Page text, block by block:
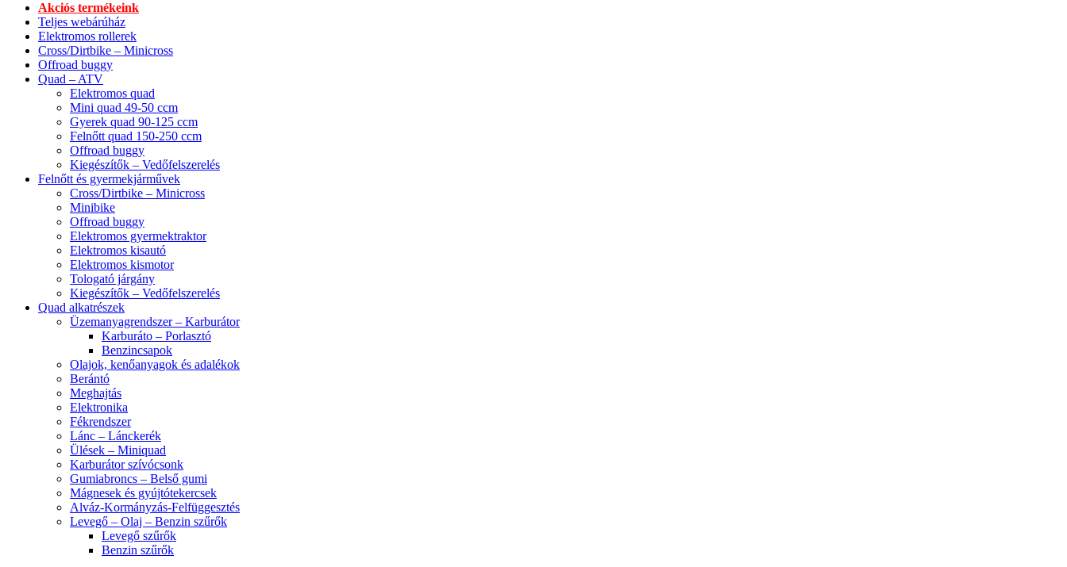
Akciós termékeink
Teljes webárúház
Elektromos rollerek
Cross/Dirtbike – Minicross
Offroad buggy
Quad – ATV
Elektromos quad
Mini quad 49-50 ccm
Gyerek quad 90-125 ccm
Felnőtt quad 150-250 ccm
Offroad buggy
Kiegészítők – Vedőfelszerelés
Felnőtt és gyermekjárművek
Cross/Dirtbike – Minicross
Minibike
Offroad buggy
Elektromos gyermektraktor
Elektromos kisautó
Elektromos kismotor
Tologató járgány
Kiegészítők – Vedőfelszerelés
Quad alkatrészek
Üzemanyagrendszer – Karburátor
Karburáto – Porlasztó
Benzincsapok
Olajok, kenőanyagok és adalékok
Berántó
Meghajtás
Elektronika
Fékrendszer
Lánc – Lánckerék
Ülések – Miniquad
Karburátor szívócsonk
Gumiabroncs – Belső gumi
Mágnesek és gyújtótekercsek
Alváz-Kormányzás-Felfüggesztés
Levegő – Olaj – Benzin szűrők
Levegő szűrők
Benzin szűrők